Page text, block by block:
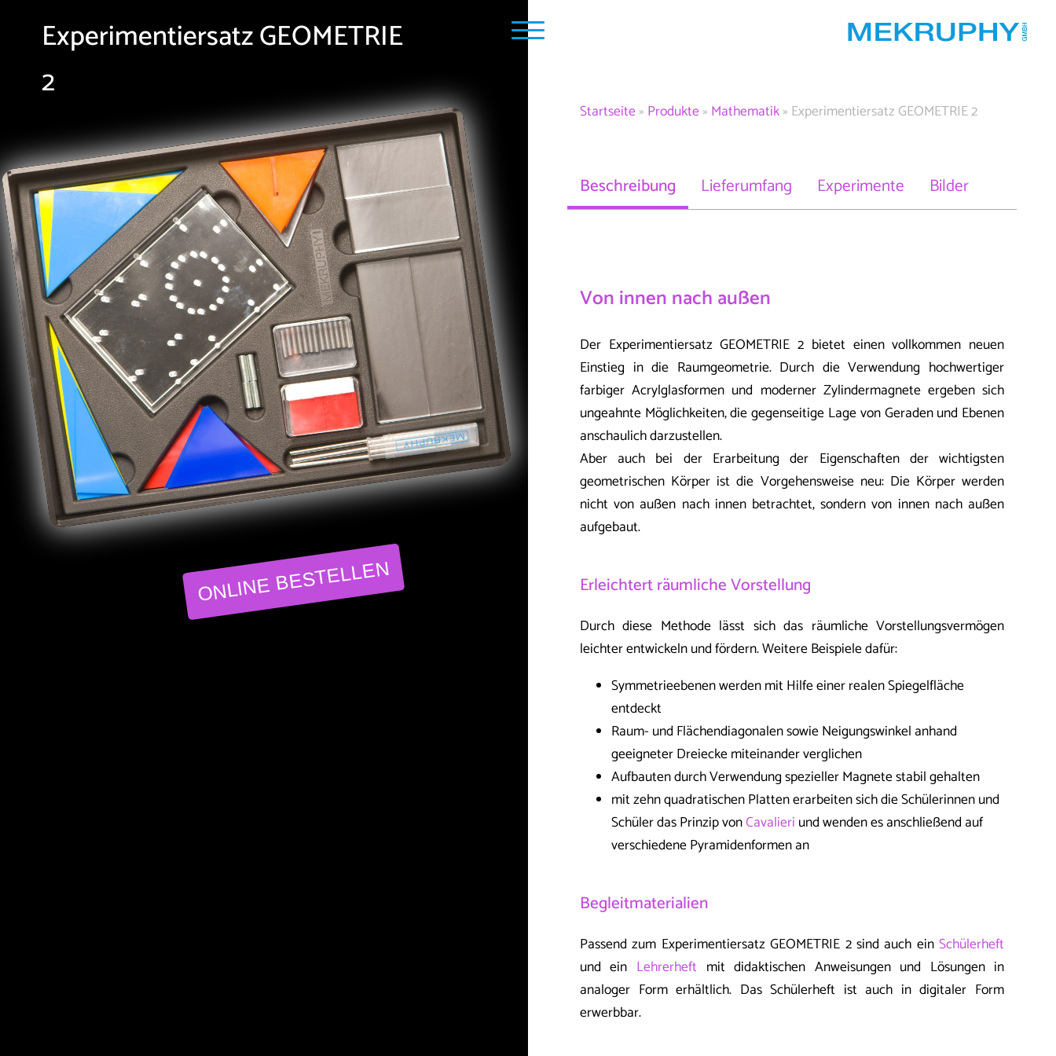
Experimentiersatz GEOMETRIE
2
ONLINE BESTELLEN
Startseite» Produkte» Mathematik» Experimentiersatz GEOMETRIE 2
Beschreibung Lieferumfang Experimente Bilder
Von innen nach außen
Der Experimentiersatz GEOMETRIE 2 bietet einen vollkommen neuen
Einstieg in die Raumgeometrie. Durch die Verwendung hochwertiger
farbiger Acrylglasformen und moderner Zylindermagnete ergeben sich
ungeahnte Möglichkeiten, die gegenseitige Lage von Geraden und Ebenen
anschaulich darzustellen.
Aber auch bei der Erarbeitung der Eigenschaften der wichtigsten
geometrischen Körper ist die Vorgehensweise neu: Die Körper werden
nicht von außen nach innen betrachtet, sondern von innen nach außen
aufgebaut.
Erleichtert räumliche Vorstellung
Durch diese Methode lässt sich das räumliche Vorstellungsvermögen
leichter entwickeln und fördern. Weitere Beispiele dafür:
Symmetrieebenen werden mit Hilfe einer realen Spiegelfläche
entdeckt
Raum- und Flächendiagonalen sowie Neigungswinkel anhand
geeigneter Dreiecke miteinander verglichen
Aufbauten durch Verwendung spezieller Magnete stabil gehalten
mit zehn quadratischen Platten erarbeiten sich die Schülerinnen und
Schüler das Prinzip vonCavalieri und wenden es anschließend auf
verschiedene Pyramidenformen an
Begleitmaterialien
Passend zum Experimentiersatz GEOMETRIE 2 sind auch einSchülerheft
und ein Lehrerheft mit didaktischen Anweisungen und Lösungen in
analoger Form erhältlich. Das Schülerheft ist auch in digitaler Form
erwerbbar.